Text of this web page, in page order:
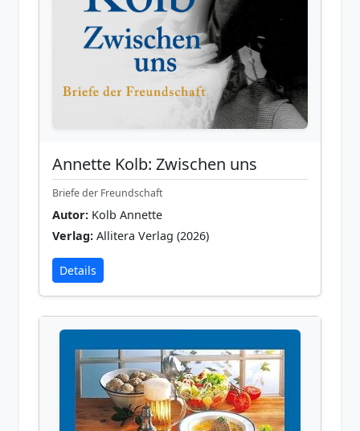
Annette Kolb: Zwischen uns
Briefe der Freundschaft
Autor: Kolb Annette
Verlag: Allitera Verlag (2026)
Details